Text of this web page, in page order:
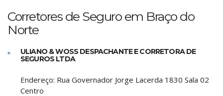
Corretores de Seguro em Braço do
Norte
ULIANO & WOSS DESPACHANTE E CORRETORA DE
SEGUROS LTDA
Endereço: Rua Governador Jorge Lacerda 1830 Sala 02
Centro